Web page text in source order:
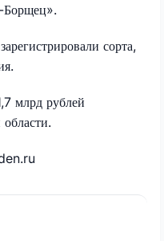
Борщец».
сорта,
млрд рублей